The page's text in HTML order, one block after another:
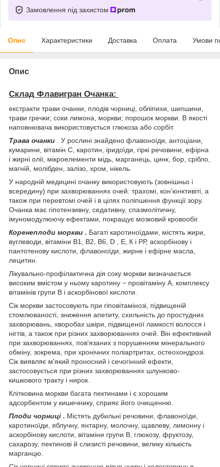
Замовлення під захистом
Опис Характеристики Доставка Оплата Умови
Опис
Склад Флавигран Очанка:
екстракти трави очанки, плодів чорниці, обліпихи, шипшини,
трави гречки; соки лимона, моркви; порошок моркви. В якості
наповнювача використовується глюкоза або сорбіт.
Трава очанки . У рослині знайдено флавоноїди, антоціани,
кумарини, вітамін С, каротин, іридоїди, гіркі речовини, ефірна
і жирні олії, мікроелементи мідь, марганець, цинк, бор, срібло,
магній, молібден, залізо, хром, нікель.
У народній медицині очанку використовують (зовнішньо і
всередину) при захворюваннях очей: трахомі, кон'юнктивіті, а
також при перевтомі очей і в цілях поліпшення функції зору.
Очанка має гіпотензивну, седативну, спазмолітичну,
імуномодулюючу ефектами, покращує мозковий кровообіг.
Коренеплоди моркви . Багаті каротиноїдами, містять жири,
вуглеводи, вітаміни В1, В2, В6, D , Е, К і РР, аскорбінову і
пантотенову кислоти, флавоноїди, жирне і ефірне масла,
лецитин.
Лікувально-профілактична дія соку моркви визначається
високим вмістом у ньому каротину − провітаміну А, комплексу
вітамінів групи В і аскорбінової кислоти.
Сік моркви застосовують при гіповітамінозі, підвищеній
стомлюваності, зниження апетиту, схильність до простудних
захворювань, хворобах шкіри, підвищеної ламкості волосся і
нігтів, а також при різних захворюваннях очей. Він ефективний
при захворюваннях, пов'язаних з порушенням мінерального
обміну, зокрема, при хронічних поліартритах, остеохондрозі.
Сік виявляє м'який проносний і сечогінний ефекти,
застосовується при різних захворюваннях шлунково-
кишкового тракту і нирок.
Клітковина моркви багата пектинами і є хорошим
адсорбентом у кишечнику, сприяє його очищенню.
Плоди чорниці . Містять дубильні речовини, флавоноїди,
каротиноїди, яблучну, янтарну, молочну, щавлеву, лимонну і
аскорбінову кислоти, вітаміни групи В, глюкозу, фруктозу,
сахарозу, пектинові й слизисті речовини, велику кількість
марганцю.